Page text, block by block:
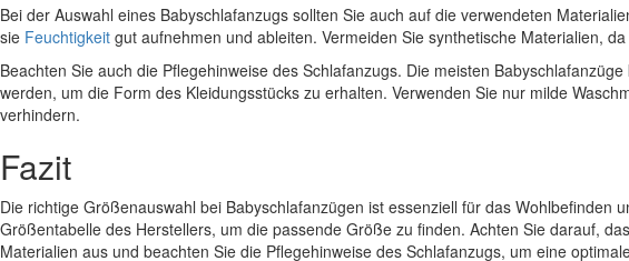
Bei der Auswahl eines Babyschlafanzugs sollten Sie auch auf die verwendeten
sie Feuchtigkeit gut aufnehmen und ableiten. Vermeiden Sie synthetische Materialien,
Beachten Sie auch die Pflegehinweise des Schlafanzugs. Die meisten
werden, um die Form des Kleidungsstücks zu erhalten. Verwenden Sie nur milde
verhindern.
Fazit
Die richtige Größenauswahl bei Babyschlafanzügen ist essenziell für das
Größentabelle des Herstellers, um die passende Größe zu finden. Achten Sie darauf,
Materialien aus und beachten Sie die Pflegehinweise des Schlafanzugs, um eine